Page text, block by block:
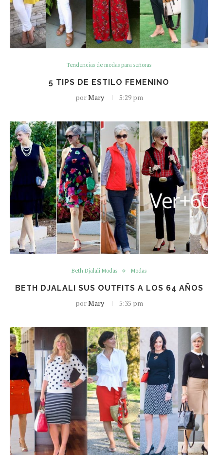
Tendencias de modas para señoras
5 TIPS DE ESTILO FEMENINO
porMary 5:29 pm
Beth Djalali Modas Modas
BETH DJALALI SUS OUTFITS A LOS 64 AÑOS
porMary 5:35 pm